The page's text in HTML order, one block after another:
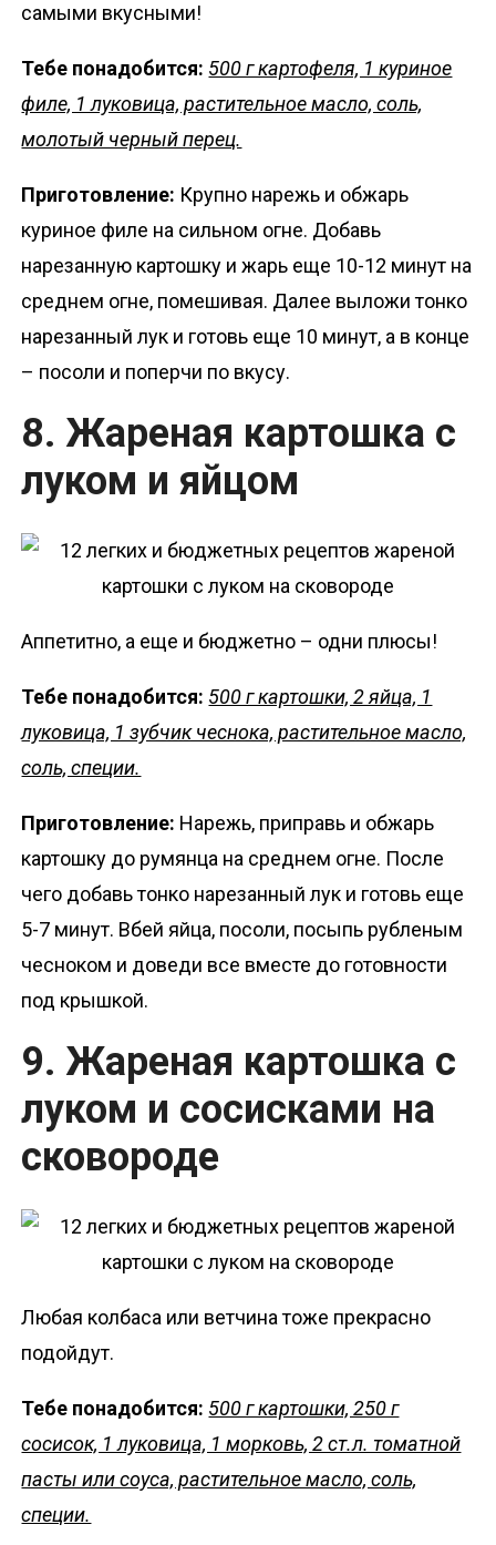
самыми вкусными!
Тебе понадобится: 500 г картофеля, 1 куриное
филе, 1 луковица, растительное масло, соль,
молотый черный перец.
Приготовление: Крупно нарежь и обжарь
куриное филе на сильном огне. Добавь
нарезанную картошку и жарь еще 10-12 минут на
среднем огне, помешивая. Далее выложи тонко
нарезанный лук и готовь еще 10 минут, а в конце
– посоли и поперчи по вкусу.
8. Жареная картошка с
луком и яйцом
Аппетитно, а еще и бюджетно – одни плюсы!
Тебе понадобится: 500 г картошки, 2 яйца, 1
луковица, 1 зубчик чеснока, растительное масло,
соль, специи.
Приготовление: Нарежь, приправь и обжарь
картошку до румянца на среднем огне. После
чего добавь тонко нарезанный лук и готовь еще
5-7 минут. Вбей яйца, посоли, посыпь рубленым
чесноком и доведи все вместе до готовности
под крышкой.
9. Жареная картошка с
луком и сосисками на
сковороде
Любая колбаса или ветчина тоже прекрасно
подойдут.
Тебе понадобится: 500 г картошки, 250 г
сосисок, 1 луковица, 1 морковь, 2 ст.л. томатной
пасты или соуса, растительное масло, соль,
специи.